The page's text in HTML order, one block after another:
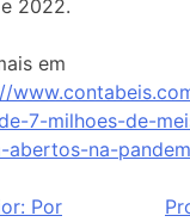
2022.
em
7-milhoes-de-
abertos-na-
Por